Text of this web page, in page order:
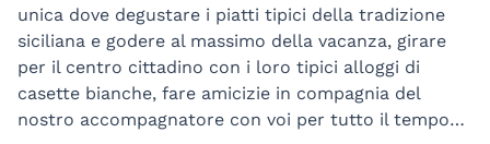
unica dove degustare i piatti tipici della tradizione
siciliana e godere al massimo della vacanza, girare
per il centro cittadino con i loro tipici alloggi di
casette bianche, fare amicizie in compagnia del
nostro accompagnatore con voi per tutto il tempo…